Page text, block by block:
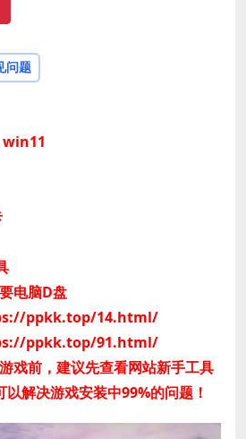
问题
win11
电脑D盘
ppkk.top/14.html/
ppkk.top/91.html/
戏前，建议先查看网站新手工具
解决游戏安装中99%的问题！